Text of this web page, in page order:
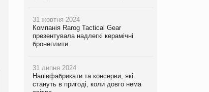
31 жовтня 2024
Компанія Rarog Tactical Gear
презентувала надлегкі керамічні
бронеплити
31 липня 2024
Напівфабрикати та консерви, які
стануть в пригоді, коли довго нема